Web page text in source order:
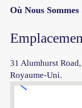
Où Nous Sommes
31 Alumhurst
Royaume-Uni.